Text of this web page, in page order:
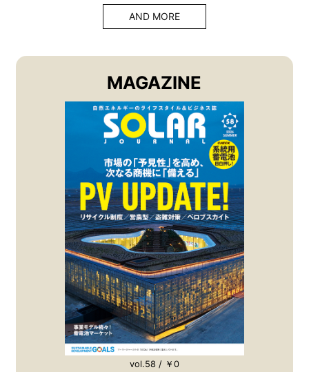
AND MORE
MAGAZINE
vol.58 / ￥0